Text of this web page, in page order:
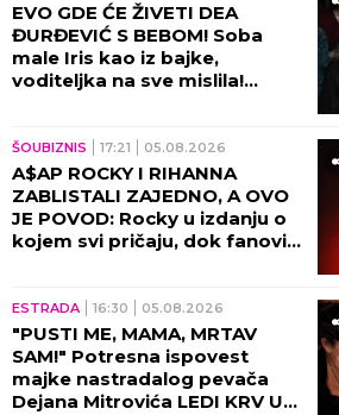
EVO GDE ĆE ŽIVETI DEA
ĐURĐEVIĆ S BEBOM! Soba
male Iris kao iz bajke,
voditeljka na sve mislila!
ŠOUBIZNIS 17:21 05.08.2026
A$AP ROCKY I RIHANNA
ZABLISTALI ZAJEDNO, A OVO
JE POVOD: Rocky u izdanju o
kojem svi pričaju, dok fanovi
Beogradskoj Areni!
ESTRADA 16:30 05.08.2026
"PUSTI ME, MAMA, MRTAV
SAM!" Potresna ispovest
majke nastradalog pevača
Dejana Mitrovića LEDI KRV U